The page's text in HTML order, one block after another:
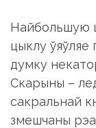
Найбольшую
цыклу
думку
Скарыны –
сакральнай
змешчаны